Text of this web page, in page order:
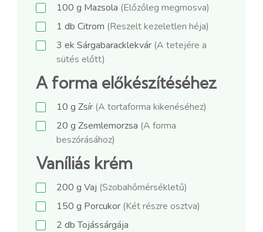
100 g Mazsola (Előzőleg megmosva)
1 db Citrom (Reszelt kezeletlen héja)
3 ek Sárgabaracklekvár (A tetejére a
sütés előtt)
A forma előkészítéséhez
10 g Zsír (A tortaforma kikenéséhez)
20 g Zsemlemorzsa (A forma
beszórásához)
Vaníliás krém
200 g Vaj (Szobahőmérsékletű)
150 g Porcukor (Két részre osztva)
2 dbTojássárgája